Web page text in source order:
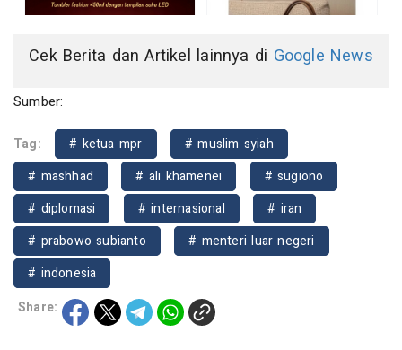
Cek Berita dan Artikel lainnya di Google News
Sumber:
Tag: # ketua mpr
# muslim syiah
# mashhad
# ali khamenei
# sugiono
# diplomasi
# internasional
# iran
# prabowo subianto
# menteri luar negeri
# indonesia
Share: